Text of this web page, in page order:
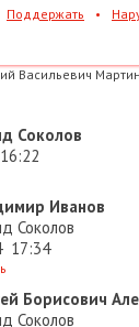
Поддержать •
Васильевич
Соколов
16:22
Иванов
Соколов
17:34
Борисович
Соколов